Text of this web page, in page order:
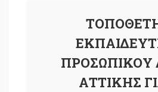
ΠΡΟΣΩΠΙΚΟΥ
ΑΤΤΙΚΗΣ